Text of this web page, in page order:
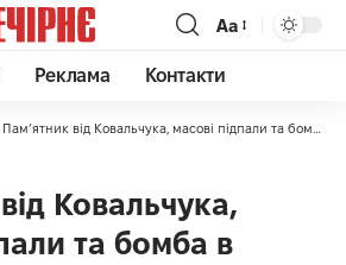
Аа
Реклама Контакти
Пам’ятник від Ковальчука, масові підпали та бомба в маршрутці
Ковальчука,
та бомба в